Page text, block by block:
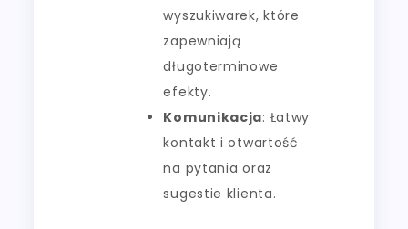
wyszukiwarek, które
zapewniają
długoterminowe
efekty.
Komunikacja: Łatwy
kontakt i otwartość
na pytania oraz
sugestie klienta.